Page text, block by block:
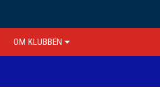
OM KLUBBEN